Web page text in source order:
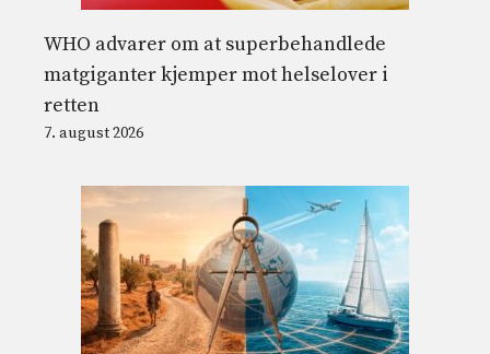
WHO advarer om at superbehandlede
matgiganter kjemper mot helselover i
retten
7. august 2026